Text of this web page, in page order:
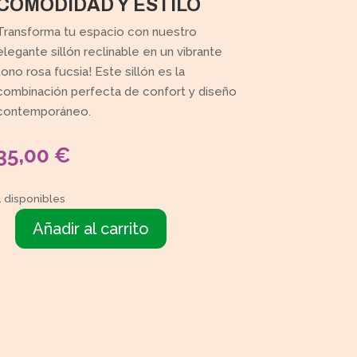
Y ESTILO
tu espacio con nuestro
sillón reclinable en un vibrante
rosa fucsia! Este sillón es la
perfecta de confort y diseño
€
disponibles
Añadir al carrito